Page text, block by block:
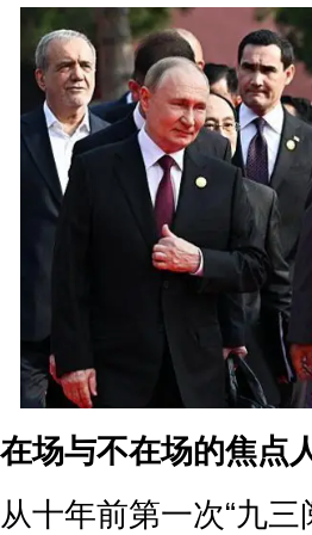
在场与不在场的焦点
从十年前第一次“九